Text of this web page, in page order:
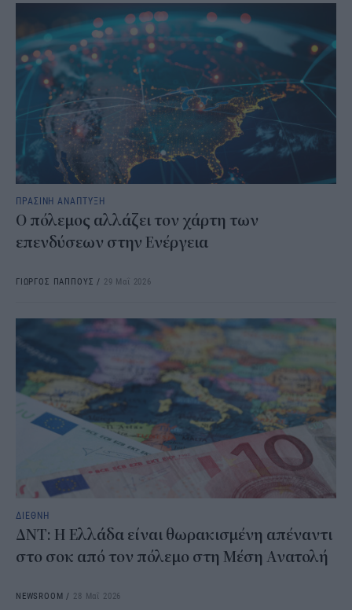
ΠΡΑΣΙΝΗ ΑΝΑΠΤΥΞΗ
Ο πόλεμος αλλάζει τον χάρτη των
επενδύσεων στην Ενέργεια
ΓΙΩΡΓΟΣ ΠΑΠΠΟΥΣ / 29 Μαΐ 2026
ΔΙΕΘΝΗ
ΔΝΤ: Η Ελλάδα είναι θωρακισμένη απέναντι
στο σοκ από τον πόλεμο στη Μέση Ανατολή
NEWSROOM / 28 Μαΐ 2026